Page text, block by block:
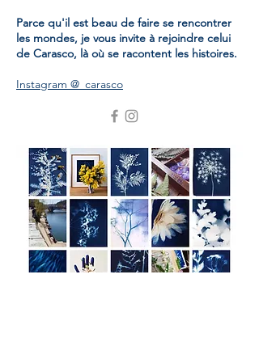
Parce qu'il est beau de faire se rencontrer
les mondes, je vous invite à rejoindre celui
de Carasco, là où se racontent les histoires.
Instagram @_carasco